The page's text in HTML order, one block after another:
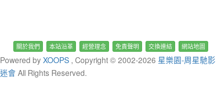
關於我們 本站沿革 經營理念 免責聲明 交換連結 網站地圖
Powered byXOOPS , Copyright © 2002-2026 星樂園-周星馳影
迷會 All Rights Reserved.